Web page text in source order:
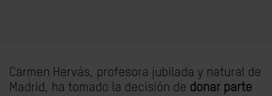
Carmen Hervás, profesora jubilada y natural de
Madrid, ha tomado la decisión de donar parte